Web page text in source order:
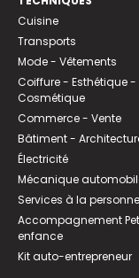
Cuisine
Transports
Mode - Vêtements
Coiffure - Esthétique -
Cosmétique
Commerce - Vente
Bâtiment -
Électricité
Mécanique
Services à la personne
Accompagnement
enfance
Kit auto-entrepreneur